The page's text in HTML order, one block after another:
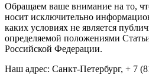
Обращаем ваше внимание на то,
носит исключительно
каких условиях не является
определяемой положениями
Российской Федерации.
Наш адрес: Санкт-Петербург, + 7